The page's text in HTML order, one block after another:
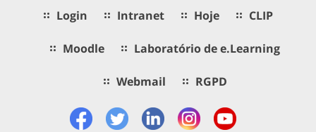
Login Intranet Hoje CLIP
Moodle Laboratório de e.Learning
Webmail RGPD